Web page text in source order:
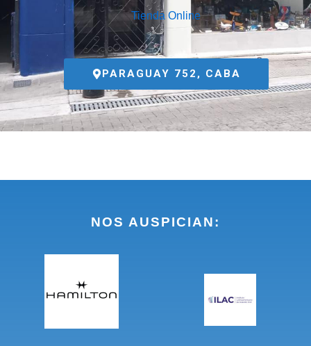
Tienda Online
PARAGUAY 752, CABA
NOS AUSPICIAN: